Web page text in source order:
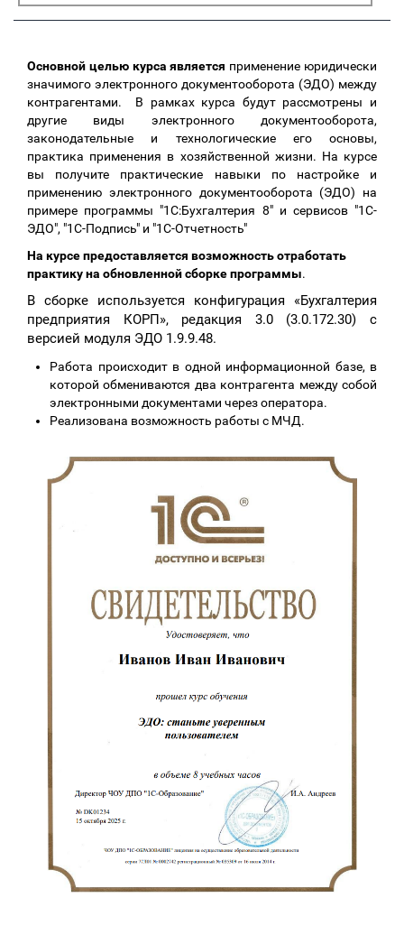
Основной целью курса является применение юридически
значимого электронного документооборота (ЭДО) между
контрагентами. В рамках курса будут рассмотрены и
другие виды электронного документооборота,
законодательные и технологические его основы,
практика применения в хозяйственной жизни. На курсе
вы получите практические навыки по настройке и
применению электронного документооборота (ЭДО) на
примере программы "1С:Бухгалтерия 8" и сервисов "1С-
ЭДО", "1С-Подпись" и "1С-Отчетность"
На курсе предоставляется возможность отработать
практику на обновленной сборке программы.
В сборке используется конфигурация «Бухгалтерия
предприятия КОРП», редакция 3.0 (3.0.172.30) с
версией модуля ЭДО 1.9.9.48.
Работа происходит в одной информационной базе, в
которой обмениваются два контрагента между собой
электронными документами через оператора.
Реализована возможность работы с МЧД.